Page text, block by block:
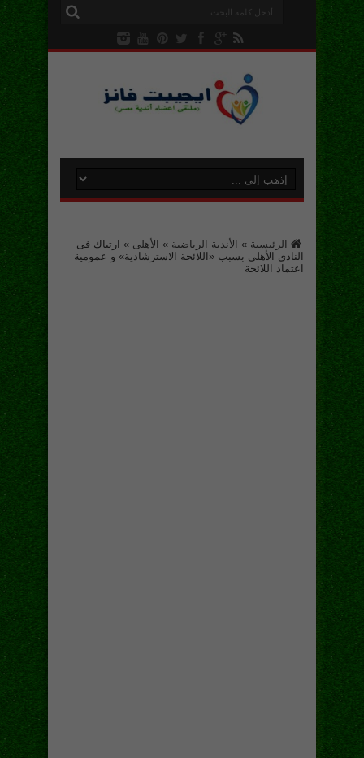
الرئيسية » الأندية الرياضية » الأهلى » ارتباك فى
النادى الأهلى بسبب «اللائحة الاسترشادية» و عمومية
اعتماد اللائحة